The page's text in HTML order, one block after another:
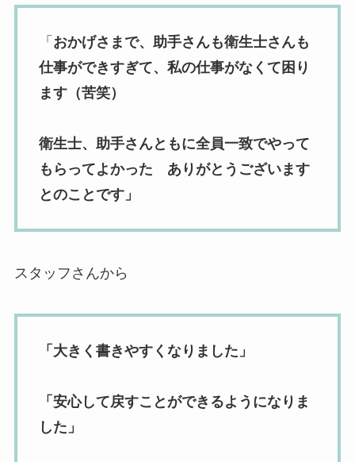
「 おかげさまで、助手さんも衛生士さんも
仕事ができすぎて、私の仕事がなくて困り
ます（苦笑）
衛生士、助手さんともに全員一致でやって
もらってよかった ありがとうございます
とのことです」
スタッフさんから
「大きく書きやすくなりました」
「安心して戻すことができるようになりま
した」